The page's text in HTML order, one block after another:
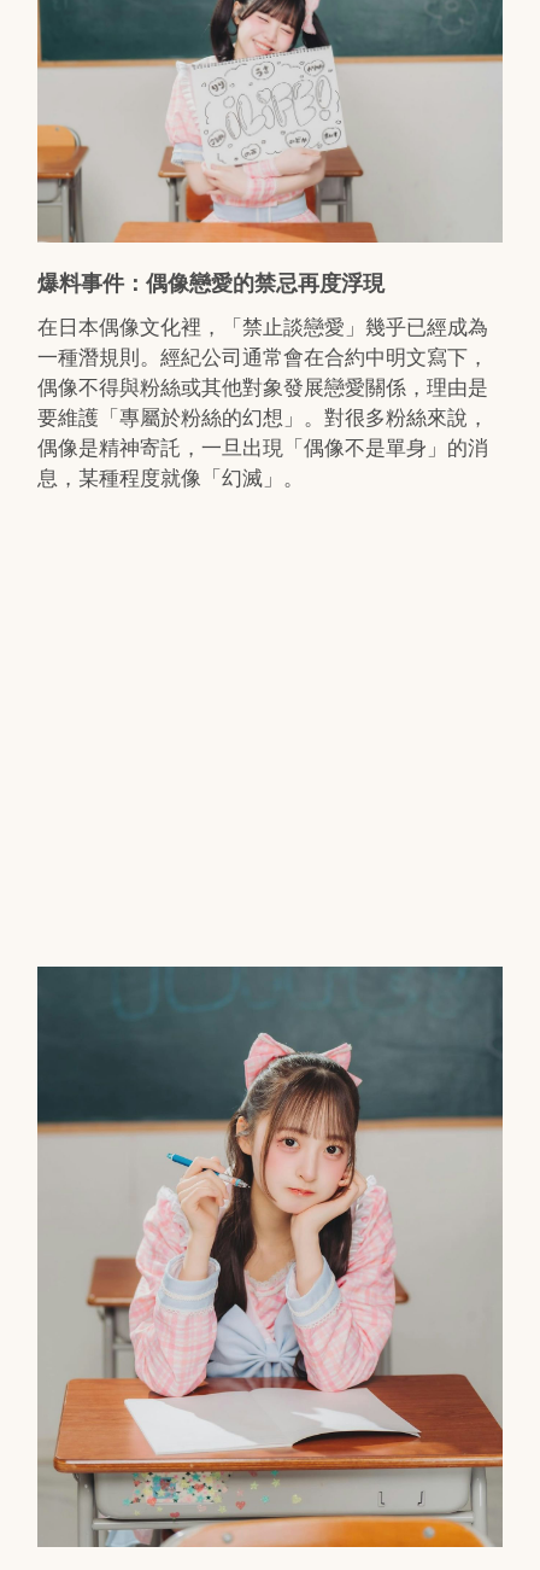
爆料事件：偶像戀愛的禁忌再度浮現
在日本偶像文化裡，「禁止談戀愛」幾乎已經成為
一種潛規則。經紀公司通常會在合約中明文寫下，
偶像不得與粉絲或其他對象發展戀愛關係，理由是
要維護「專屬於粉絲的幻想」。對很多粉絲來說，
偶像是精神寄託，一旦出現「偶像不是單身」的消
息，某種程度就像「幻滅」。